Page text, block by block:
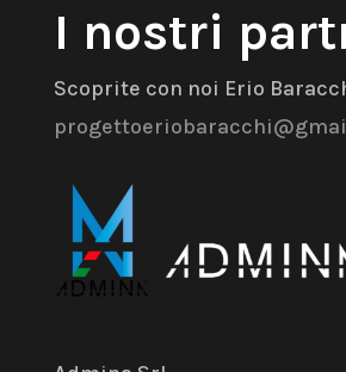
I nostri
Scoprite con noi Erio